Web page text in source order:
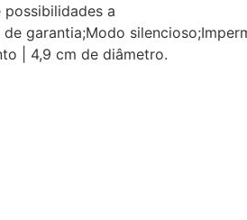
a
garantia;Modo
| 4,9 cm de diâmetro.